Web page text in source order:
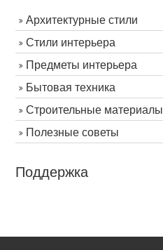
Архитектурные стили
Стили интерьера
Предметы интерьера
Бытовая техника
Строительные материалы
Полезные советы
Поддержка